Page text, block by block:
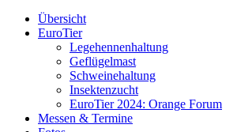
Übersicht
EuroTier
Legehennenhaltung
Geflügelmast
Schweinehaltung
Insektenzucht
EuroTier 2024: Orange Forum
Messen & Termine